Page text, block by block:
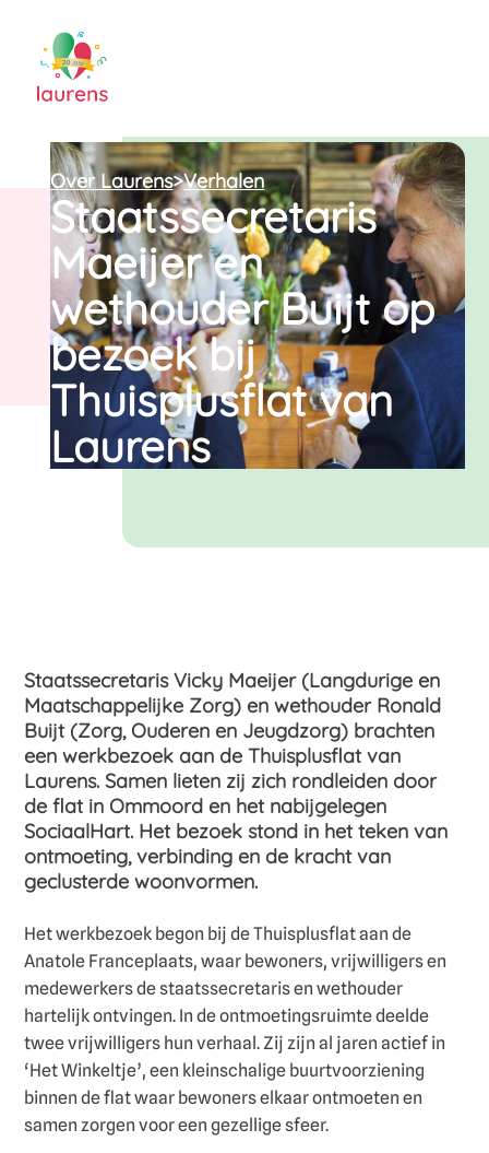
Over Laurens>Verhalen
Staatssecretaris
Maeijer en
wethouder Buijt op
bezoek bij
Thuisplusflat van
Laurens
Staatssecretaris Vicky Maeijer (Langdurige en
Maatschappelijke Zorg) en wethouder Ronald
Buijt (Zorg, Ouderen en Jeugdzorg) brachten
een werkbezoek aan de Thuisplusflat van
Laurens. Samen lieten zij zich rondleiden door
de flat in Ommoord en het nabijgelegen
SociaalHart. Het bezoek stond in het teken van
ontmoeting, verbinding en de kracht van
geclusterde woonvormen.
Het werkbezoek begon bij de Thuisplusflat aan de
Anatole Franceplaats, waar bewoners, vrijwilligers en
medewerkers de staatssecretaris en wethouder
hartelijk ontvingen. In de ontmoetingsruimte deelde
twee vrijwilligers hun verhaal. Zij zijn al jaren actief in
‘Het Winkeltje’, een kleinschalige buurtvoorziening
binnen de flat waar bewoners elkaar ontmoeten en
samen zorgen voor een gezellige sfeer.